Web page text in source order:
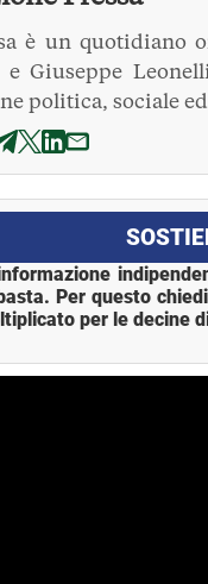
è un quotidiano
e Giuseppe
politica, sociale
Per questo
per le decine